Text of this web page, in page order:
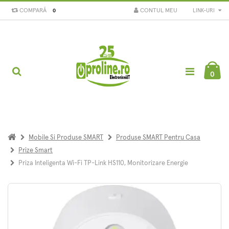
COMPARĂ 0 LINK-URI
CONTUL MEU
0
Mobile Si Produse SMART
Produse SMART Pentru Casa
Prize Smart
Priza Inteligenta Wi-Fi TP-Link HS110, Monitorizare Energie